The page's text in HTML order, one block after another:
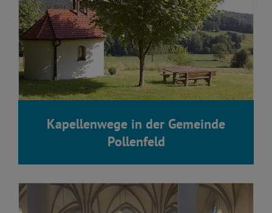
Kapellenwege in der Gemeinde
Pollenfeld